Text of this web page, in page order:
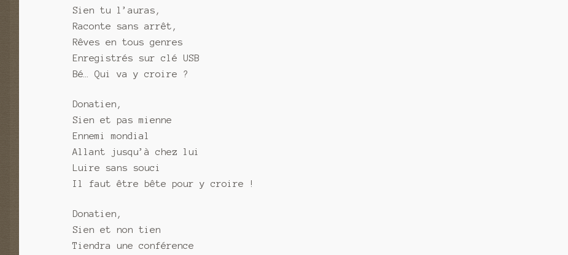
Sien tu l’auras,
Raconte sans arrêt,
Rêves en tous genres
Enregistrés sur clé USB
Bé… Qui va y croire ?
Donatien,
Sien et pas mienne
Ennemi mondial
Allant jusqu’à chez lui
Luire sans souci
Il faut être bête pour y croire !
Donatien,
Sien et non tien
Tiendra une conférence